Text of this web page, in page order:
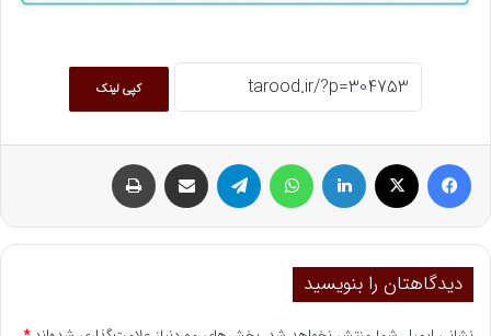
کپی لینک
ایکس
دیدگاهتان را بنویسید